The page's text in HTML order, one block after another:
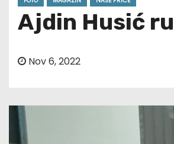
Ajdin Husić
Nov 6, 2022